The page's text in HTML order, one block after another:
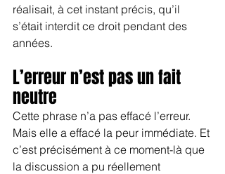
réalisait, à cet instant précis, qu’il
s’était interdit ce droit pendant des
années.
L’erreur n’est pas un fait
neutre
Cette phrase n’a pas effacé l’erreur.
Mais elle a effacé la peur immédiate. Et
c’est précisément à ce moment-là que
la discussion a pu réellement